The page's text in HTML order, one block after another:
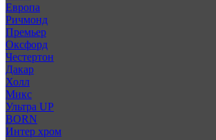
Европа
Ричмонд
Премьер
Оксфорд
Честертон
Дакар
Холл
Микс
Ультра UP
BORN
Интер хром